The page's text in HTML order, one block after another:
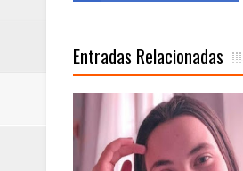
Entradas Relacionadas